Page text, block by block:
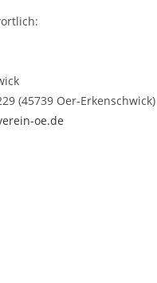
(45739 Oer-Erkenschwick)
oe.de